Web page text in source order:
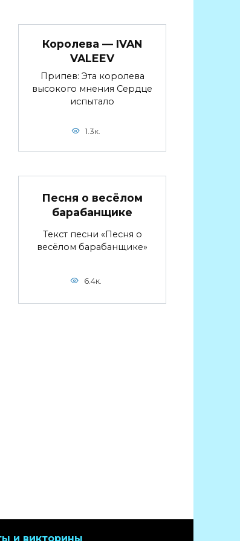
Королева — IVAN
VALEEV
Припев: Эта королева
высокого мнения Сердце
испытало
1.3к.
Песня о весёлом
барабанщике
Текст песни «Песня о
весёлом барабанщике»
6.4к.
и викторины